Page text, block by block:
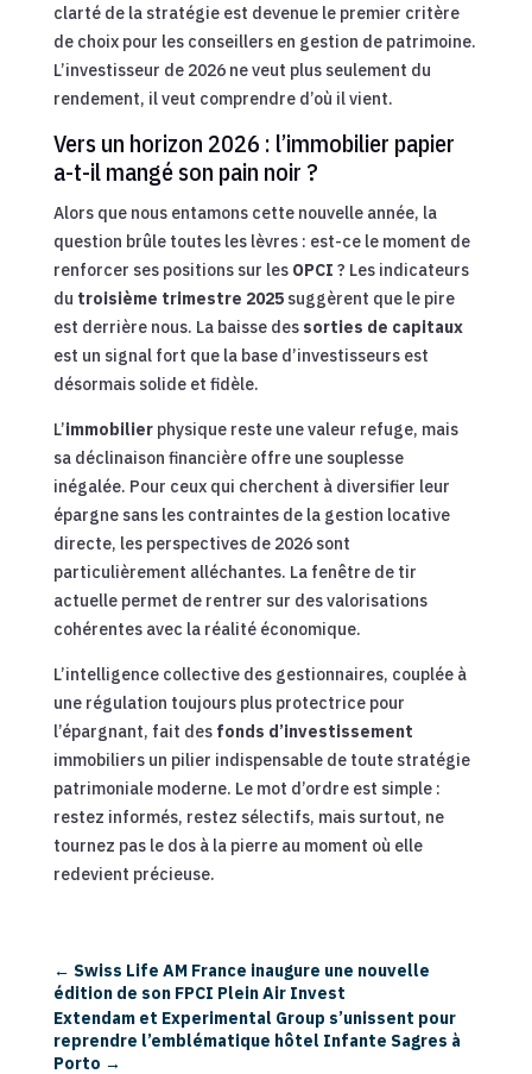
clarté de la stratégie est devenue le premier critère
de choix pour les conseillers en gestion de patrimoine.
L’investisseur de 2026 ne veut plus seulement du
rendement, il veut comprendre d’où il vient.
Vers un horizon 2026 : l’immobilier papier
a-t-il mangé son pain noir ?
Alors que nous entamons cette nouvelle année, la
question brûle toutes les lèvres : est-ce le moment de
renforcer ses positions sur les OPCI ? Les indicateurs
du troisième trimestre 2025suggèrent que le pire
est derrière nous. La baisse des sorties de capitaux
est un signal fort que la base d’investisseurs est
désormais solide et fidèle.
L’immobilierphysique reste une valeur refuge, mais
sa déclinaison financière offre une souplesse
inégalée. Pour ceux qui cherchent à diversifier leur
épargne sans les contraintes de la gestion locative
directe, les perspectives de 2026 sont
particulièrement alléchantes. La fenêtre de tir
actuelle permet de rentrer sur des valorisations
cohérentes avec la réalité économique.
L’intelligence collective des gestionnaires, couplée à
une régulation toujours plus protectrice pour
l’épargnant, fait des fonds d’investissement
immobiliers un pilier indispensable de toute stratégie
patrimoniale moderne. Le mot d’ordre est simple :
restez informés, restez sélectifs, mais surtout, ne
tournez pas le dos à la pierre au moment où elle
redevient précieuse.
← Swiss Life AM France inaugure une nouvelle
édition de son FPCI Plein Air Invest
Extendam et Experimental Group s’unissent pour
reprendre l’emblématique hôtel Infante Sagres à
Porto →